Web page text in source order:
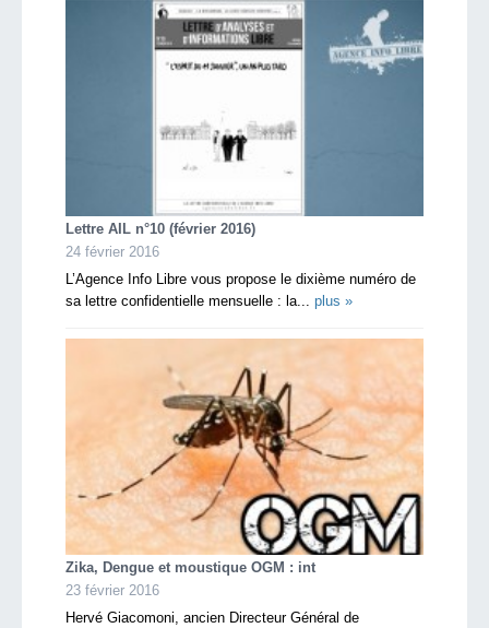
Lettre AIL n°10 (février 2016)
24 février 2016
L’Agence Info Libre vous propose le dixième numéro de
sa lettre confidentielle mensuelle : la... plus »
Zika, Dengue et moustique OGM : int
23 février 2016
Hervé Giacomoni, ancien Directeur Général de